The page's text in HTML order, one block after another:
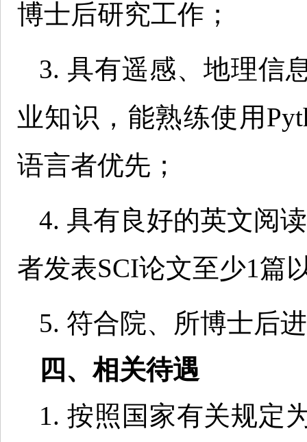
博士后研究工作；
3. 具有遥感、地理信
业知识，能熟练使用
语言者优先；
4. 具有良好的英文阅
者发表SCI论文至少1篇
5. 符合院、所博士后
四、相关待遇
1. 按照国家有关规定